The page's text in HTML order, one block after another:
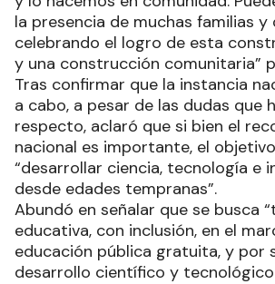
la presencia de muchas familias y
celebrando el logro de esta
y una construcción comunitaria”
Tras confirmar que la instancia
a cabo, a pesar de las dudas que
respecto, aclaró que si bien el
nacional es importante, el
“desarrollar ciencia, tecnología e
desde edades tempranas”.
Abundó en señalar que se busca
educativa, con inclusión, en el
educación pública gratuita, y por
desarrollo científico y tecnológico